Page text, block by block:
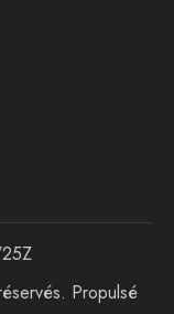
Propulsé